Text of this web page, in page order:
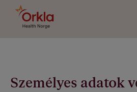
Go to frontpage
Személyes adatok